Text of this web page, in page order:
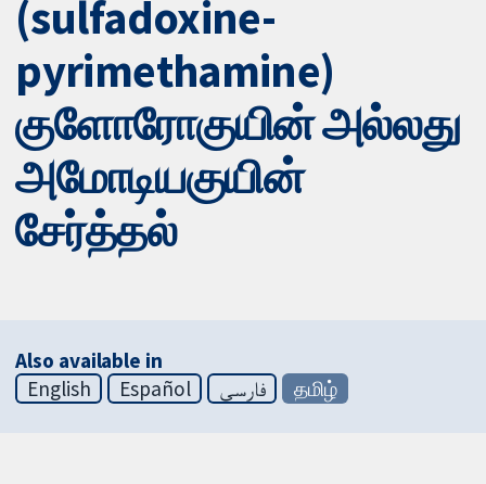
(sulfadoxine-
pyrimethamine)
குளோரோகுயின் அல்லது
அமோடியகுயின்
சேர்த்தல்
Also available in
English
Español فارسی தமிழ்